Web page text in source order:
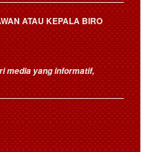
ATAU KEPALA BIRO
media yang informatif,